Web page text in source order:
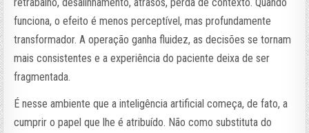
funciona, o efeito é menos perceptível, mas profundamente
transformador. A operação ganha fluidez, as decisões se tornam
mais consistentes e a experiência do paciente deixa de ser
fragmentada.
É nesse ambiente que a inteligência artificial começa, de fato, a
cumprir o papel que lhe é atribuído. Não como substituta do